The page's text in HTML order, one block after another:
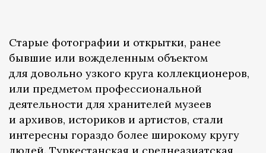
Старые фотографии и открытки, ранее
бывшие или вожделенным объектом
для довольно узкого круга коллекционеров,
или предметом профессиональной
деятельности для хранителей музеев
и архивов, историков и артистов, стали
интересны гораздо более широкому кругу